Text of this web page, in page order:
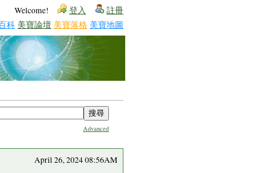
Welcome! 登入 註冊
科 美寶論壇 美寶落格 美寶地圖
Advanced
April 26, 2024 08:56AM